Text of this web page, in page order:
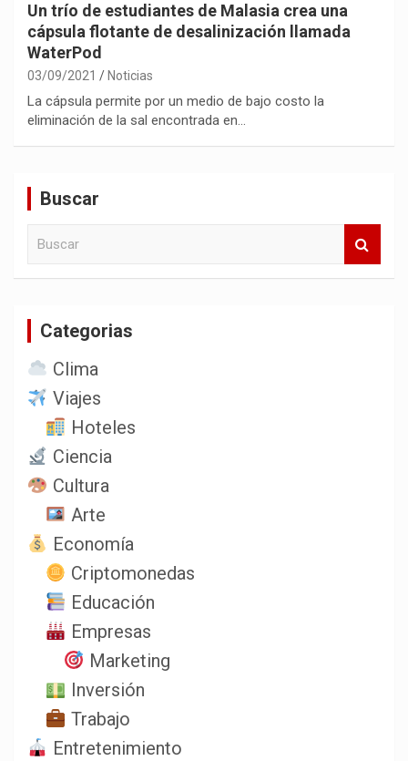
Un trío de estudiantes de Malasia crea una
cápsula flotante de desalinización llamada
WaterPod
03/09/2021 Noticias
La cápsula permite por un medio de bajo costo la
eliminación de la sal encontrada en…
Buscar
Categorias
Clima
Viajes
Hoteles
Ciencia
Cultura
Arte
Economía
Criptomonedas
Educación
Empresas
Marketing
Inversión
Trabajo
Entretenimiento